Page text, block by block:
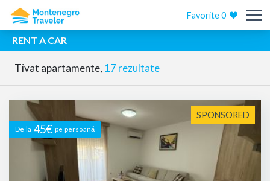
Favorite0
RENT A CAR
Tivat apartamente, 17 rezultate
SPONSORED
De la 45€ pe persoană